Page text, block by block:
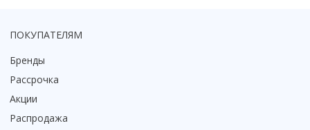
ПОКУПАТЕЛЯМ
Бренды
Рассрочка
Акции
Распродажа